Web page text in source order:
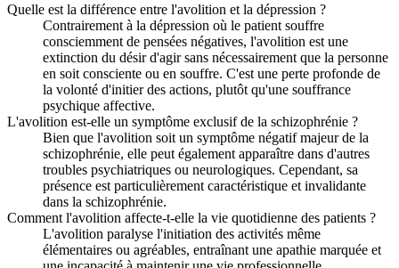
Quelle est la différence entre l'avolition et la dépression ?
Contrairement à la dépression où le patient souffre
consciemment de pensées négatives, l'avolition est une
extinction du désir d'agir sans nécessairement que la personne
en soit consciente ou en souffre. C'est une perte profonde de
la volonté d'initier des actions, plutôt qu'une souffrance
psychique affective.
L'avolition est-elle un symptôme exclusif de la schizophrénie ?
Bien que l'avolition soit un symptôme négatif majeur de la
schizophrénie, elle peut également apparaître dans d'autres
troubles psychiatriques ou neurologiques. Cependant, sa
présence est particulièrement caractéristique et invalidante
dans la schizophrénie.
Comment l'avolition affecte-t-elle la vie quotidienne des patients ?
L'avolition paralyse l'initiation des activités même
élémentaires ou agréables, entraînant une apathie marquée et